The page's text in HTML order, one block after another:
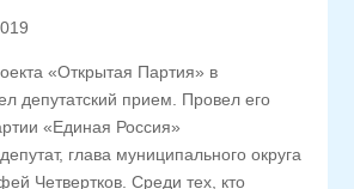
«Открытая Партия» в
депутатский прием. Провел его
«Единая Россия»
глава муниципального округа
Четвертков. Среди тех, кто